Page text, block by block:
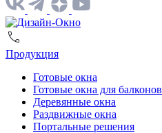
Продукция
Готовые окна
Готовые окна для балконов
Деревянные окна
Раздвижные окна
Портальные решения